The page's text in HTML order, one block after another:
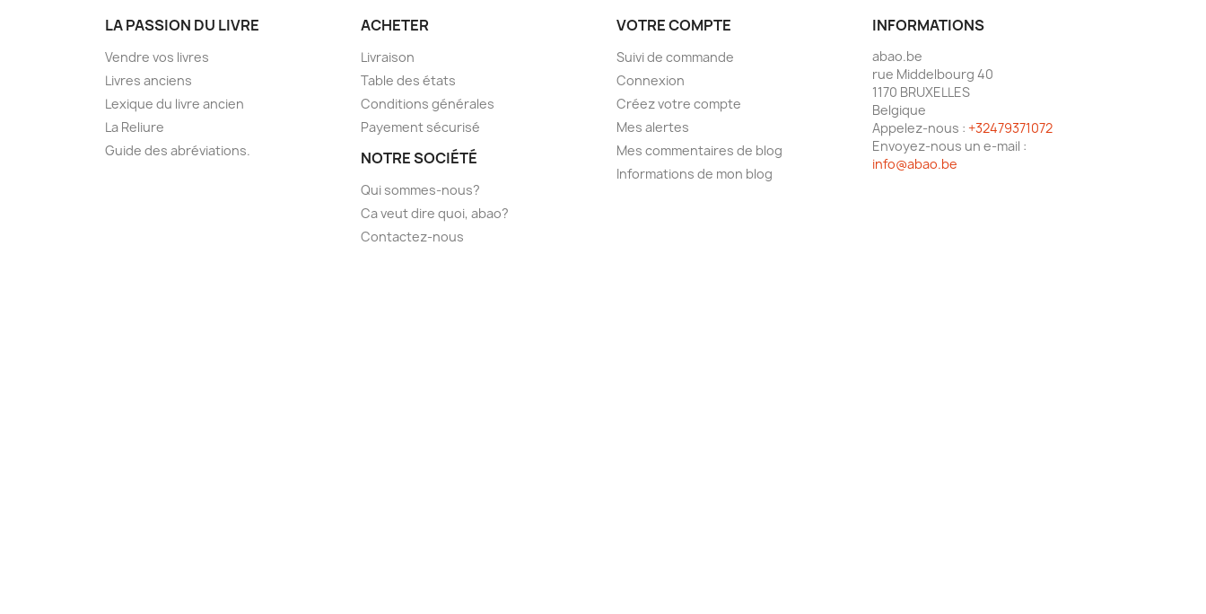
LA PASSION DU LIVRE
Vendre vos livres
Livres anciens
Lexique du livre ancien
La Reliure
Guide des abréviations.
ACHETER
Livraison
Table des états
Conditions générales
Payement sécurisé
NOTRE SOCIÉTÉ
Qui sommes-nous?
Ca veut dire quoi, abao?
Contactez-nous
VOTRE COMPTE
Suivi de commande
Connexion
Créez votre compte
Mes alertes
Mes commentaires de blog
Informations de mon blog
INFORMATIONS
abao.be
rue Middelbourg 40
1170 BRUXELLES
Belgique
Appelez-nous : +32479371072
Envoyez-nous un e-mail :
info@abao.be